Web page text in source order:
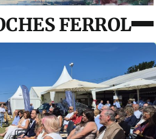
FERROL